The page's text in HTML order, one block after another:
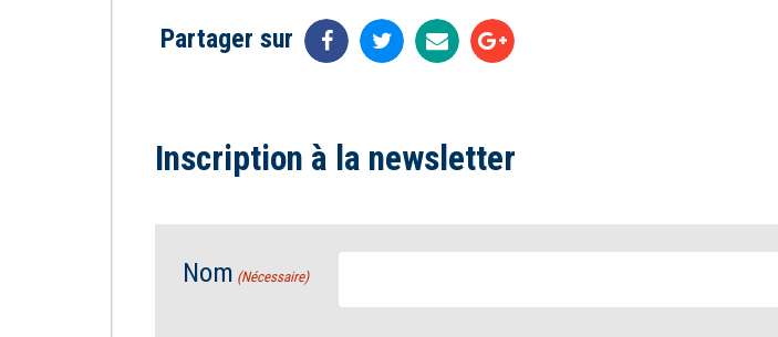
Partager sur
Inscription à la newsletter
Nom (Nécessaire)